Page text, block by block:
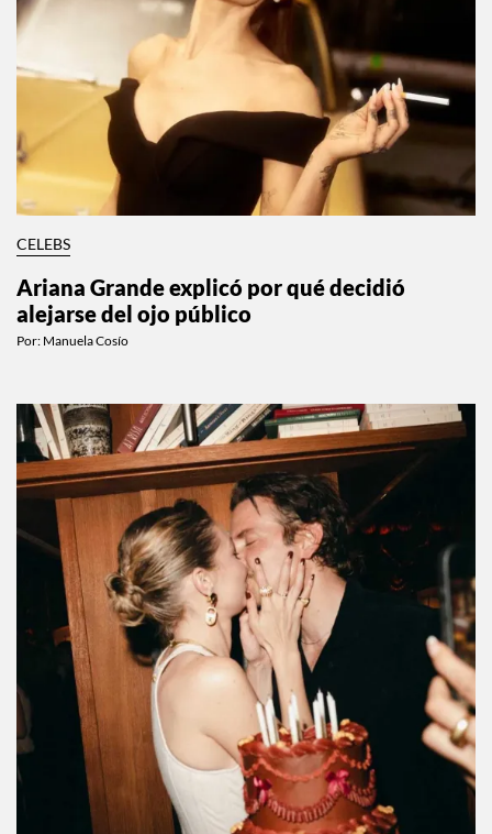
CELEBS
Ariana Grande explicó por qué decidió
alejarse del ojo público
Por: Manuela Cosío